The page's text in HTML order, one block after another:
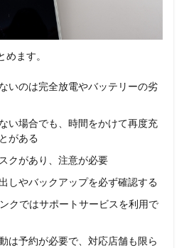
ます。
いのは完全放電やバッテリーの劣
い場合でも、時間をかけて再度充
がある
クがあり、注意が必要
しやバックアップを必ず確認する
クではサポートサービスを利用で
は予約が必要で、対応店舗も限ら